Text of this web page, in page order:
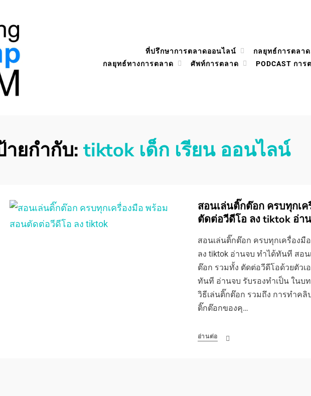
ที่ปรึกษาการตลาดออนไลน์ กลยุทธ์การตลา
กลยุทธ์ทางการตลาด
ศัพท์การตลาด PODCAST กา
ายกำกับ: tiktok เด็ก เรียน ออนไลน์
สอนเล่นติ๊กต๊อก ครบทุกเ
ตัดต่อวีดีโอ ลง tiktok อ่า
สอนเล่นติ๊กต๊อก ครบทุกเครื่องมื
ลง tiktok อ่านจบ ทำได้ทันที สอ
ต๊อก รวมทั้ง ตัดต่อวีดีโอด้วยตัวเ
ทันที อ่านจบ รับรองทำเป็น ในบ
วิธีเล่นติ๊กต๊อก รวมถึง การทำคลิ
ติ๊กต๊อกของคุ…
อ่านต่อ